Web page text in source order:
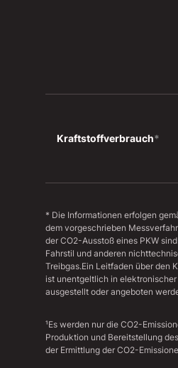
Kraftstoffverbrauch*
* Die Informationen erfolgen
dem vorgeschrieben
der CO2-Ausstoß eines PKW
Fahrstil und anderen
Treibgas.Ein Leitfaden über den
ist unentgeltlich in
ausgestellt oder angeboten
¹Es werden nur die CO2-
Produktion und Bereitstellung
der Ermittlung der CO2-